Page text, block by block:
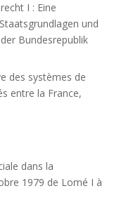
I : Eine
und
Bundesrepublik
des systèmes de
entre la France,
dans la
1979 de Lomé I à